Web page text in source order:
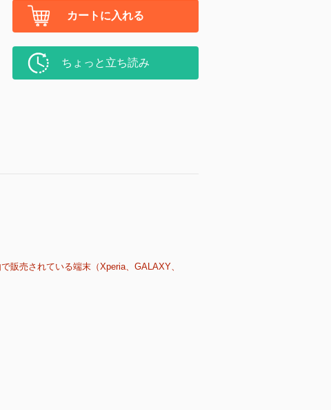
カートに入れる
ちょっと立ち読み
販売されている端末（Xperia、GALAXY、